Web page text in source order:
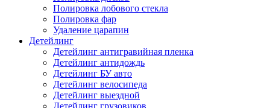
Полировка лобового стекла
Полировка фар
Удаление царапин
Детейлинг
Детейлинг антигравийная пленка
Детейлинг антидождь
Детейлинг БУ авто
Детейлинг велосипеда
Детейлинг выездной
Детейлинг грузовиков